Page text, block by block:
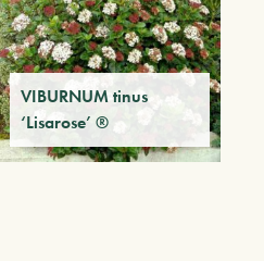
VIBURNUM tinus
‘Lisarose’ ®